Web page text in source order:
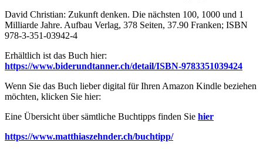
David Christian: Zukunft denken. Die nächsten 100, 1000 und 1
Milliarde Jahre. Aufbau Verlag, 378 Seiten, 37.90 Franken; ISBN
978-3-351-03942-4
Erhältlich ist das Buch hier:
https://www.biderundtanner.ch/detail/ISBN-9783351039424
Wenn Sie das Buch lieber digital für Ihren Amazon Kindle beziehen
möchten, klicken Sie hier:
Eine Übersicht über sämtliche Buchtipps finden Sie hier
https://www.matthiaszehnder.ch/buchtipp/